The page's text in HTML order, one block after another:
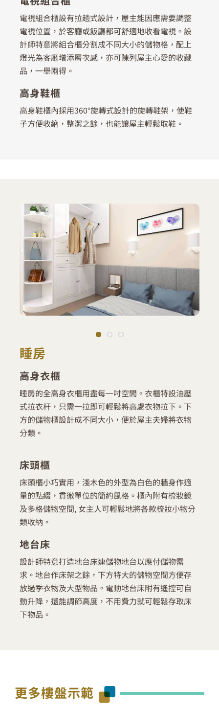
電視組合櫃設有拉趟式設計，屋主能因應需要調整
電視位置，於客廳或飯廳都可舒適地收看電視。設
計師特意將組合櫃分割成不同大小的儲物格，配上
燈光為客廳增添層次感，亦可陳列屋主心愛的收藏
品，一舉兩得。
高身鞋櫃
高身鞋櫃內採用360°旋轉式設計的旋轉鞋架，使鞋
子方便收納，整潔之餘，也能讓屋主輕鬆取鞋。
睡房
高身衣櫃
睡房的全高身衣櫃用盡每一吋空間。衣櫃特設油壓
式拉衣杆，只需一拉即可輕鬆將高處衣物拉下。下
方的儲物櫃設計成不同大小，便於屋主夫婦將衣物
分類。
床頭櫃
床頭櫃小巧實用，淺木色的外型為白色的牆身作適
量的點綴，貫徹單位的簡約風格。櫃內附有梳妝鏡
及多格儲物空間, 女主人可輕鬆地將各款梳妝小物分
類收納。
地台床
設計師特意打造地台床連儲物地台以應付儲物需
求。地台作床架之餘，下方特大的儲物空間方便存
放過季衣物及大型物品。電動地台床附有遙控可自
動升降，還能調節高度，不用費力就可輕鬆存取床
下物品。
更多樓盤示範